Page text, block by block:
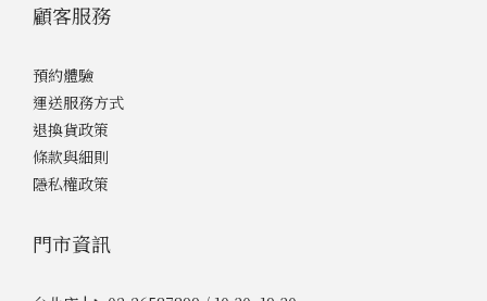
顧客服務
預約體驗
運送服務方式
退換貨政策
條款與細則
隱私權政策
門市資訊